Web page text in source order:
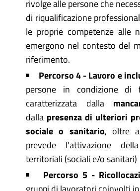
rivolge alle persone che
di riqualificazione
le proprie competenze alle
emergono nel contesto del
riferimento.
Percorso 4 - Lavoro e
persone in condizione di
caratterizzata dalla
dalla presenza di ulteriori
sociale o sanitario, oltre
prevede l’attivazione
territoriali (sociali e/o sanitari)
Percorso 5 -